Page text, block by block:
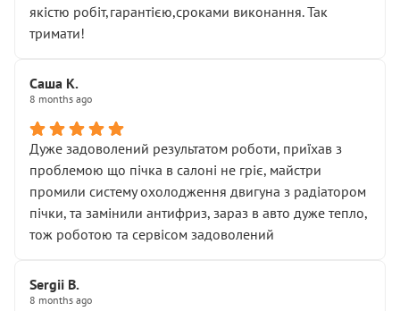
якістю робіт,гарантією,сроками виконання. Так
тримати!
Саша К.
8 months ago
Дуже задоволений результатом роботи, приїхав з
проблемою що пічка в салоні не гріє, майстри
промили систему охолодження двигуна з радіатором
пічки, та замінили антифриз, зараз в авто дуже тепло,
тож роботою та сервісом задоволений
Sergii B.
8 months ago